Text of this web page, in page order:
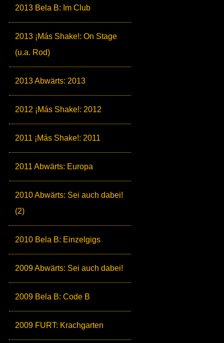
2013 Bela B: Im Club
2013 ¡Más Shake!: On Stage
(u.a. Rod)
2013 Abwärts: 2013
2012 ¡Más Shake!: 2012
2011 ¡Más Shake!: 2011
2011 Abwärts: Europa
2010 Abwärts: Sei auch dabei!
(2)
2010 Bela B: Einzelgigs
2009 Abwärts: Sei auch dabei!
2009 Bela B: Code B
2009 FURT: Krachgarten